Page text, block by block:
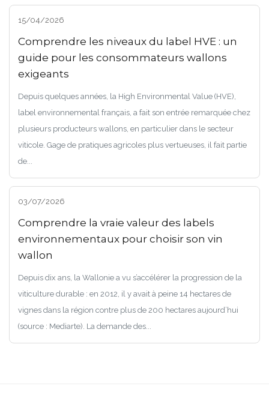
15/04/2026
Comprendre les niveaux du label HVE : un
guide pour les consommateurs wallons
exigeants
Depuis quelques années, la High Environmental Value (HVE),
label environnemental français, a fait son entrée remarquée chez
plusieurs producteurs wallons, en particulier dans le secteur
viticole. Gage de pratiques agricoles plus vertueuses, il fait partie
de...
03/07/2026
Comprendre la vraie valeur des labels
environnementaux pour choisir son vin
wallon
Depuis dix ans, la Wallonie a vu s’accélérer la progression de la
viticulture durable : en 2012, il y avait à peine 14 hectares de
vignes dans la région contre plus de 200 hectares aujourd’hui
(source : Mediarte). La demande des...